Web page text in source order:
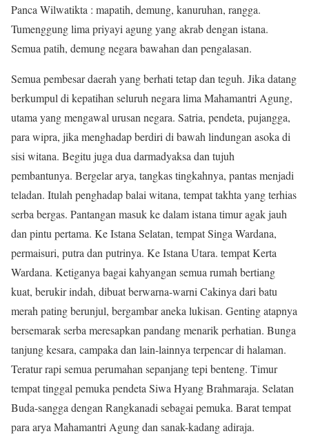
Panca Wilwatikta : mapatih, demung, kanuruhan, rangga.
Tumenggung lima priyayi agung yang akrab dengan istana.
Semua patih, demung negara bawahan dan pengalasan.
Semua pembesar daerah yang berhati tetap dan teguh. Jika datang
berkumpul di kepatihan seluruh negara lima Mahamantri Agung,
utama yang mengawal urusan negara. Satria, pendeta, pujangga,
para wipra, jika menghadap berdiri di bawah lindungan asoka di
sisi witana. Begitu juga dua darmadyaksa dan tujuh
pembantunya. Bergelar arya, tangkas tingkahnya, pantas menjadi
teladan. Itulah penghadap balai witana, tempat takhta yang terhias
serba bergas. Pantangan masuk ke dalam istana timur agak jauh
dan pintu pertama. Ke Istana Selatan, tempat Singa Wardana,
permaisuri, putra dan putrinya. Ke Istana Utara. tempat Kerta
Wardana. Ketiganya bagai kahyangan semua rumah bertiang
kuat, berukir indah, dibuat berwarna-warni Cakinya dari batu
merah pating berunjul, bergambar aneka lukisan. Genting atapnya
bersemarak serba meresapkan pandang menarik perhatian. Bunga
tanjung kesara, campaka dan lain-lainnya terpencar di halaman.
Teratur rapi semua perumahan sepanjang tepi benteng. Timur
tempat tinggal pemuka pendeta Siwa Hyang Brahmaraja. Selatan
Buda-sangga dengan Rangkanadi sebagai pemuka. Barat tempat
para arya Mahamantri Agung dan sanak-kadang adiraja.